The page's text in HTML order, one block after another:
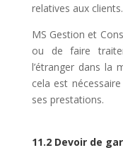
relatives aux clients.
MS Gestion et
ou de faire
l’étranger dans la
cela est
ses prestations.
11.2 Devoir de